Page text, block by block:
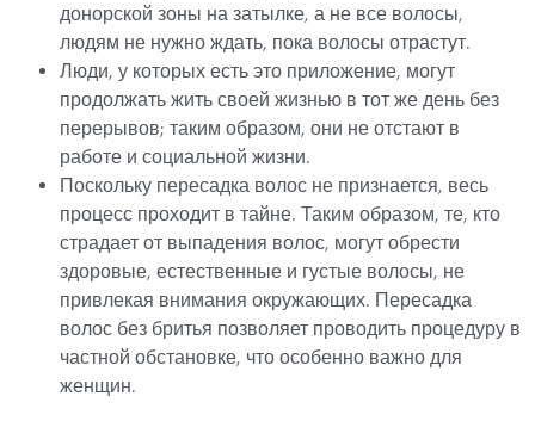
донорской зоны на затылке, а не все волосы,
людям не нужно ждать, пока волосы отрастут.
Люди, у которых есть это приложение, могут
продолжать жить своей жизнью в тот же день без
перерывов; таким образом, они не отстают в
работе и социальной жизни.
Поскольку пересадка волос не признается, весь
процесс проходит в тайне. Таким образом, те, кто
страдает от выпадения волос, могут обрести
здоровые, естественные и густые волосы, не
привлекая внимания окружающих. Пересадка
волос без бритья позволяет проводить процедуру в
частной обстановке, что особенно важно для
женщин.